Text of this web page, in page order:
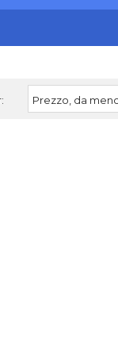
Prezzo, da